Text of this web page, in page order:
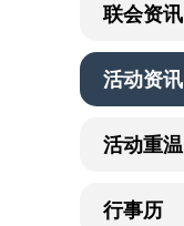
联会资讯
活动资讯
活动重温
行事历